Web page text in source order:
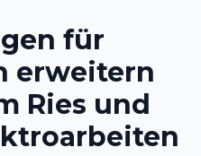
für
erweitern
Ries und